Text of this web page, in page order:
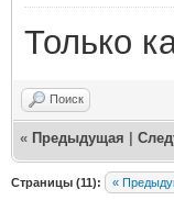
Только
Поиск
« Предыдущая
Страницы (11): «